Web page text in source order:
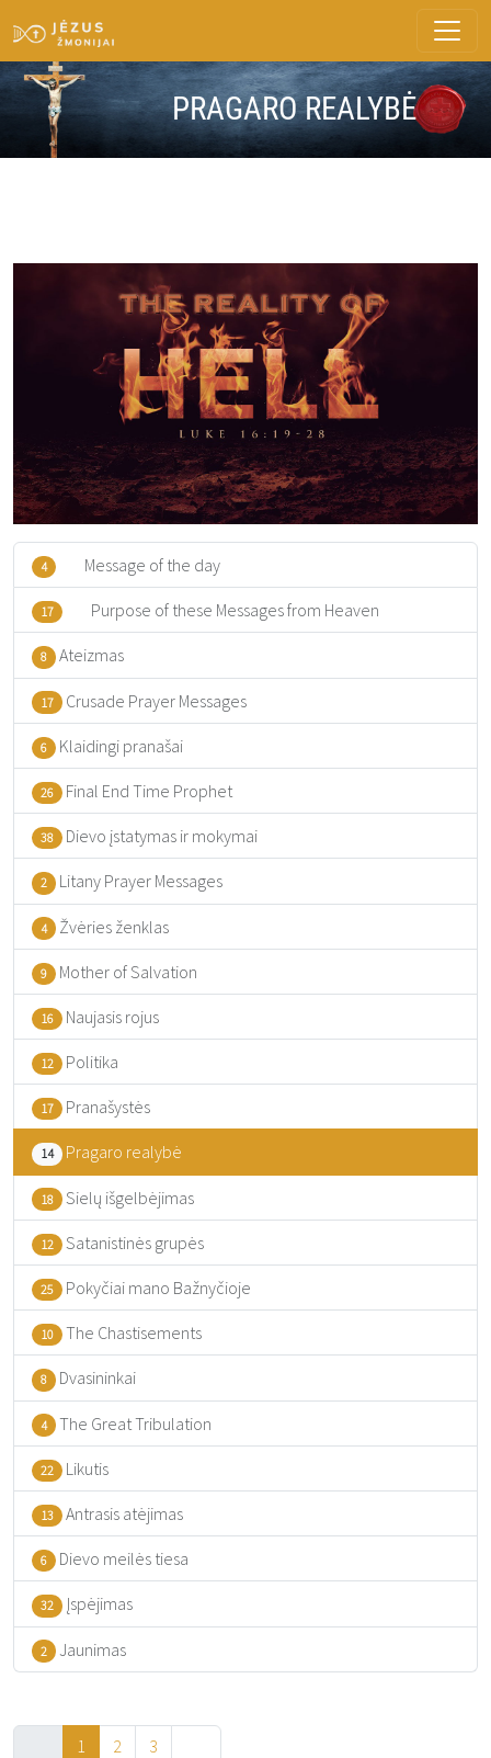
PRAGARO REALYBĖ
4 Message of the day
17 Purpose of these Messages from Heaven
8 Ateizmas
17 Crusade Prayer Messages
6 Klaidingi pranašai
26 Final End Time Prophet
38 Dievo įstatymas ir mokymai
2 Litany Prayer Messages
4 Žvėries ženklas
9 Mother of Salvation
16 Naujasis rojus
12 Politika
17 Pranašystės
14 Pragaro realybė
18 Sielų išgelbėjimas
12 Satanistinės grupės
25 Pokyčiai mano Bažnyčioje
10 The Chastisements
8 Dvasininkai
4 The Great Tribulation
22 Likutis
13 Antrasis atėjimas
6 Dievo meilės tiesa
32 Įspėjimas
2 Jaunimas
1 2 3